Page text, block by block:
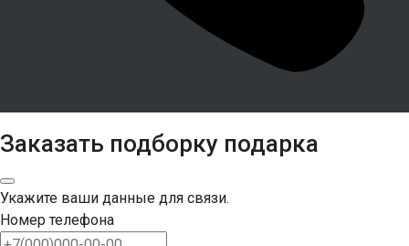
Заказать подборку подарка
Укажите ваши данные для связи.
Номер телефона